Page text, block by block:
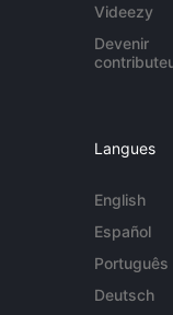
Videezy
Devenir
Langues
English
Español
Português
Deutsch